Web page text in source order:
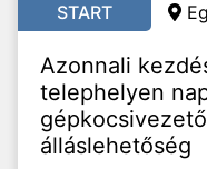
START
Azonnali
telephelyen
álláslehetőség